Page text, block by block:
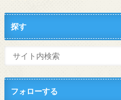
探す
フォローする